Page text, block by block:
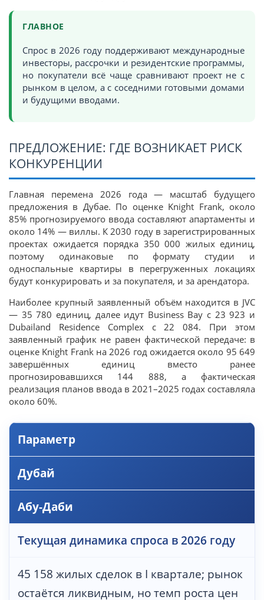
ГЛАВНОЕ
Спрос в 2026 году поддерживают международные
инвесторы, рассрочки и резидентские программы,
но покупатели всё чаще сравнивают проект не с
рынком в целом, а с соседними готовыми домами
и будущими вводами.
ПРЕДЛОЖЕНИЕ: ГДЕ ВОЗНИКАЕТ РИСК
КОНКУРЕНЦИИ
Главная перемена 2026 года — масштаб будущего
предложения в Дубае. По оценке Knight Frank, около
85% прогнозируемого ввода составляют апартаменты и
около 14% — виллы. К 2030 году в зарегистрированных
проектах ожидается порядка 350 000 жилых единиц,
поэтому одинаковые по формату студии и
односпальные квартиры в перегруженных локациях
будут конкурировать и за покупателя, и за арендатора.
Наиболее крупный заявленный объём находится в JVC
— 35 780 единиц, далее идут Business Bay с 23 923 и
Dubailand Residence Complex с 22 084. При этом
заявленный график не равен фактической передаче: в
оценке Knight Frank на 2026 год ожидается около 95 649
завершённых единиц вместо ранее
прогнозировавшихся 144 888, а фактическая
реализация планов ввода в 2021–2025 годах составляла
около 60%.
Параметр
Дубай
Абу-Даби
Текущая динамика спроса в 2026 году
45 158 жилых сделок в I квартале; рынок
остаётся ликвидным, но темп роста цен